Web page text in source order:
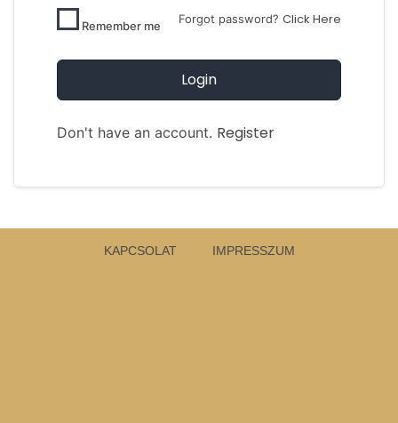
Remember me Forgot password? Click Here
Login
Don't have an account. Register
KAPCSOLAT IMPRESSZUM